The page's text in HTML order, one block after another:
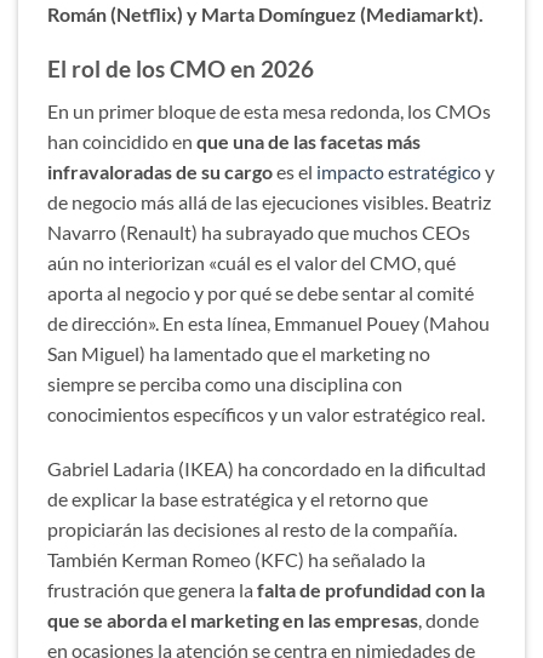
Román (Netflix) y Marta Domínguez (Mediamarkt).
El rol de los CMO en 2026
En un primer bloque de esta mesa redonda, los CMOs
han coincidido en que una de las facetas más
infravaloradas de su cargoes el impacto estratégicoy
de negocio más allá de las ejecuciones visibles. Beatriz
Navarro (Renault) ha subrayado que muchos CEOs
aún no interiorizan «cuál es el valor del CMO, qué
aporta al negocio y por qué se debe sentar al comité
de dirección». En esta línea, Emmanuel Pouey (Mahou
San Miguel) ha lamentado que el marketing no
siempre se perciba como una disciplina con
conocimientos específicos y un valor estratégico real.
Gabriel Ladaria (IKEA) ha concordado en la dificultad
de explicar la base estratégica y el retorno que
propiciarán las decisiones al resto de la compañía.
También Kerman Romeo (KFC) ha señalado la
frustración que genera la falta de profundidad con la
que se aborda el marketing en las empresas, donde
en ocasiones la atención se centra en nimiedades de